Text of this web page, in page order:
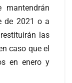
mantendrán
de 2021 o a
las
caso que el
en enero y